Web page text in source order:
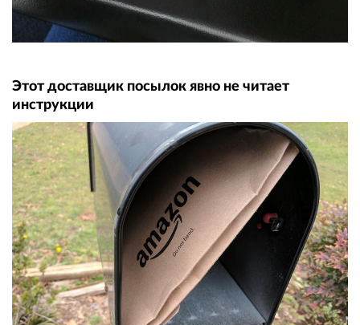
Этот доставщик посылок явно не читает
инструкции